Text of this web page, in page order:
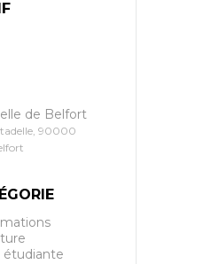
de Belfort
90000
étudiante